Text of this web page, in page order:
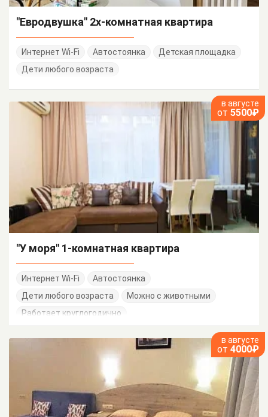
"Евродвушка" 2х-комнатная квартира
Интернет Wi-Fi Автостоянка
Детская площадка
Дети любого возраста
в августе
от 5500₽
"У моря" 1-комнатная квартира
Интернет Wi-Fi
Автостоянка
Дети любого возраста
Можно с животными
Работает круглогодично
в августе
от 4000₽